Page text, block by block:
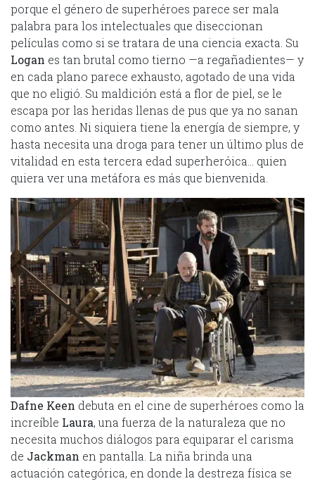
porque el género de superhéroes parece ser mala
palabra para los intelectuales que diseccionan
películas como si se tratara de una ciencia exacta. Su
Logan es tan brutal como tierno —a regañadientes— y
en cada plano parece exhausto, agotado de una vida
que no eligió. Su maldición está a flor de piel, se le
escapa por las heridas llenas de pus que ya no sanan
como antes. Ni siquiera tiene la energía de siempre, y
hasta necesita una droga para tener un último plus de
vitalidad en esta tercera edad superheróica… quien
quiera ver una metáfora es más que bienvenida.
Dafne Keen debuta en el cine de superhéroes como la
increíble Laura, una fuerza de la naturaleza que no
necesita muchos diálogos para equiparar el carisma
de Jackman en pantalla. La niña brinda una
actuación categórica, en donde la destreza física se